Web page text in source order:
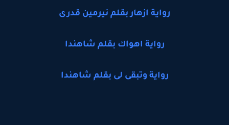
رواية ازهار بقلم نيرمين قدرى
رواية اهواك بقلم شاهندا
رواية وتبقى لى بقلم شاهندا